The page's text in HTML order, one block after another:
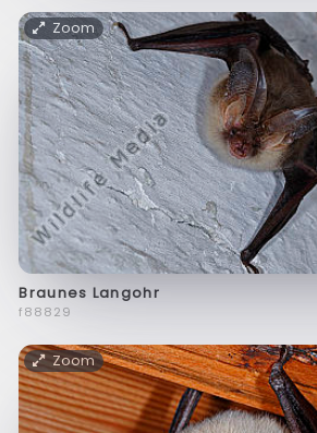
Zoom
Braunes Langohr
f88829
Zoom